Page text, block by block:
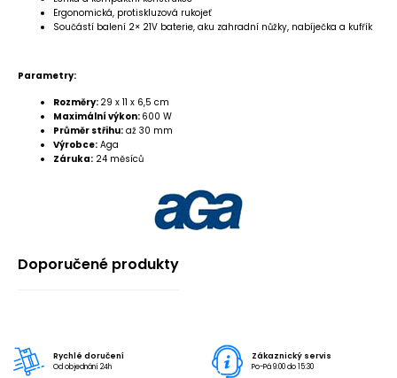
Ergonomická, protiskluzová rukojeť
Součástí balení 2× 21V baterie, aku zahradní nůžky, nabíječka a kufřík
Parametry:
Rozměry: 29 x 11 x 6,5 cm
Maximální výkon: 600 W
Průměr střihu: až 30 mm
Výrobce: Aga
Záruka: 24 měsíců
Doporučené produkty
Rychlé doručení
Od objednání 24h
Zákaznický servis
Po-Pá 9:00 do 15:30